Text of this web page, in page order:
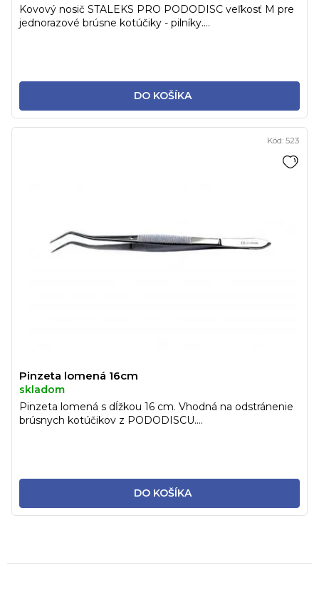
DO KOŠÍKA
Kovový nosič STALEKS PRO PODODISC veľkosť M pre
jednorazové brúsne kotúčiky - pilníky....
Pinzeta lomená 16cm
skladom
DO KOŠÍKA
Pinzeta lomená s dĺžkou 16 cm. Vhodná na odstránenie
brúsnych kotúčikov z PODODISCU....
Kód: 523